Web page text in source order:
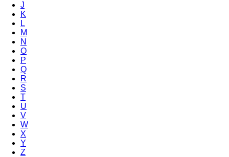
J
K
L
M
N
O
P
Q
R
S
T
U
V
W
X
Y
Z